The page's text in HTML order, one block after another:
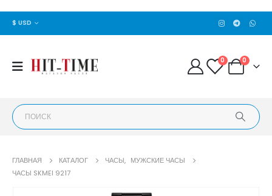
$ USD
0 0
ГЛАВНАЯ КАТАЛОГ ЧАСЫ, МУЖСКИЕ ЧАСЫ
ЧАСЫ SKMEI 9217